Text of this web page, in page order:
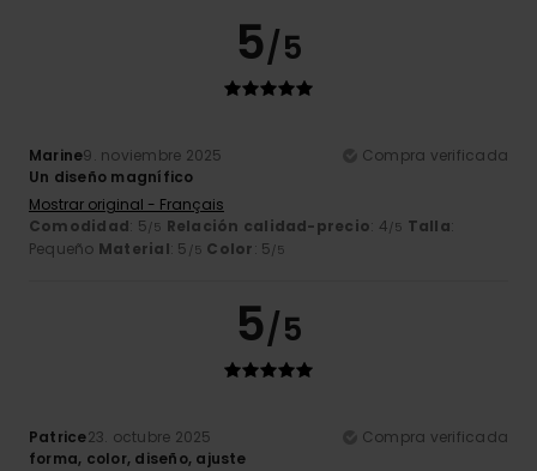
5/5
Marine9. noviembre 2025
Compra verificada
Un diseño magnífico
Mostrar original - Français
Comodidad: 5/5 Relación calidad-precio: 4/5 Talla:
Pequeño Material: 5 /5 Color: 5/5
5/5
Patrice23. octubre 2025
Compra verificada
forma, color, diseño, ajuste